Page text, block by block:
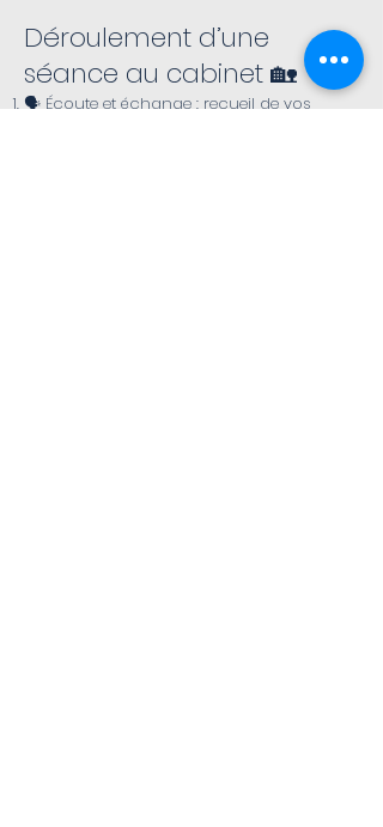
Déroulement d’une
séance au cabinet 🏡​
🗣️ Écoute et échange : recueil de vos